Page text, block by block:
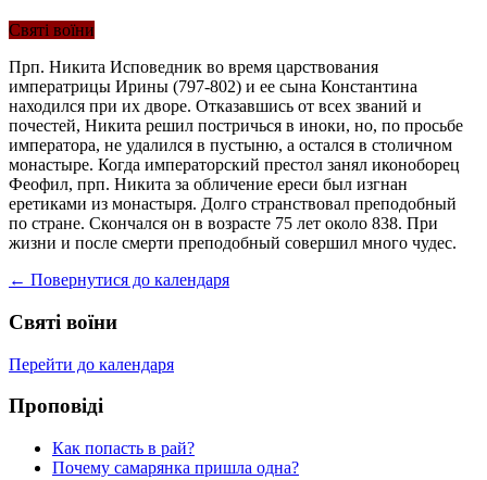
Святі воїни
Прп. Никита Исповедник во время царствования
императрицы Ирины (797-802) и ее сына Константина
находился при их дворе. Отказавшись от всех званий и
почестей, Никита решил постричься в иноки, но, по просьбе
императора, не удалился в пустыню, а остался в столичном
монастыре. Когда императорский престол занял иконоборец
Феофил, прп. Никита за обличение ереси был изгнан
еретиками из монастыря. Долго странствовал преподобный
по стране. Скончался он в возрасте 75 лет около 838. При
жизни и после смерти преподобный совершил много чудес.
← Повернутися до календаря
Святі воїни
Перейти до календаря
Проповіді
Как попасть в рай?
Почему самарянка пришла одна?